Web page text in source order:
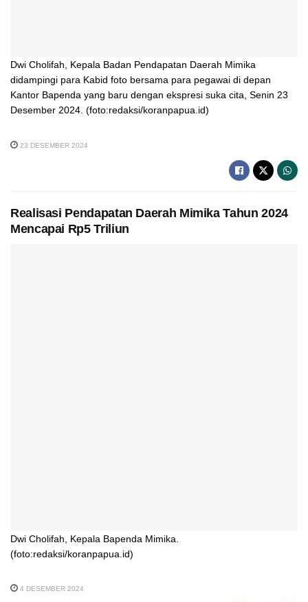
Dwi Cholifah, Kepala Badan Pendapatan Daerah Mimika
didampingi para Kabid foto bersama para pegawai di depan
Kantor Bapenda yang baru dengan ekspresi suka cita, Senin 23
Desember 2024. (foto:redaksi/koranpapua.id)
23 DESEMBER 2024
Realisasi Pendapatan Daerah Mimika Tahun 2024
Mencapai Rp5 Triliun
Dwi Cholifah, Kepala Bapenda Mimika.
(foto:redaksi/koranpapua.id)
4 DESEMBER 2024